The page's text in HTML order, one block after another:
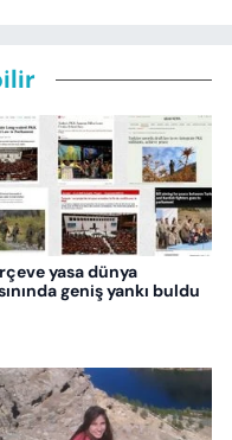
yasa dünya
geniş yankı buldu